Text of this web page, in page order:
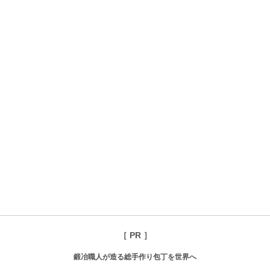
［ PR ］
鍛冶職人が造る総手作り包丁を世界へ